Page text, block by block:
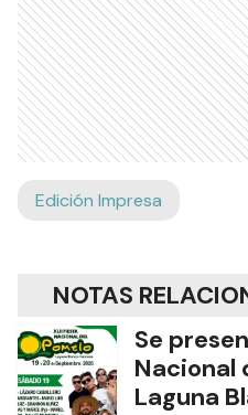
Edición Impresa
NOTAS
Se
Nacional
Laguna